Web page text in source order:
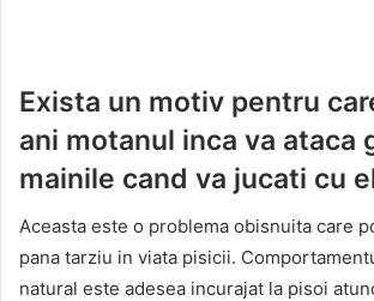
Exista un motiv pentru
ani motanul inca va ataca
mainile cand va jucati cu
Aceasta este o problema obisnuita care
pana tarziu in viata pisicii.
natural este adesea incurajat la pisoi